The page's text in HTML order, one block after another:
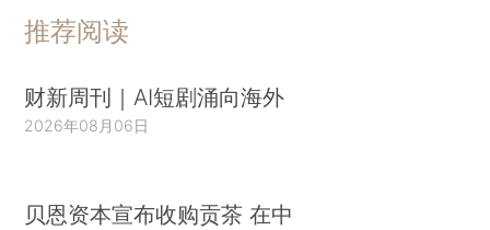
推荐阅读
财新周刊｜AI短剧涌向海外
2026年08月06日
贝恩资本宣布收购贡茶 在中